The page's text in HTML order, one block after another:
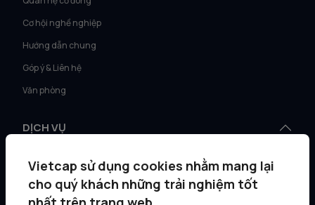
Cơ hội nghề nghiệp
Hướng dẫn chung
Góp ý & Liên hệ
Văn phòng
DỊCH VỤ
Môi giới KH tổ chức
Quản lý gia sản
Vietcap sử dụng cookies nhằm mang lại
cho quý khách những trải nghiệm tốt